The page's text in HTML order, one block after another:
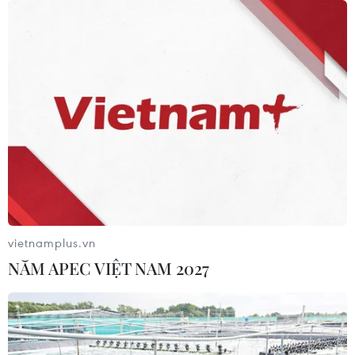
08/08/2026 01:33
Việt Nam cần theo dõi chặt chẽ các
biện pháp phòng vệ thương mại tại
Canada
08/08/2026 00:39
Libya tiến gần hơn tới mục tiêu khai
thác 2 triệu thùng dầu mỗi ngày
08/08/2026 00:12
vietnamplus.vn
NĂM APEC VIỆT NAM 2027